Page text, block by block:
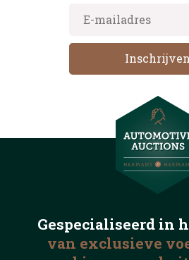
Gespecialiseerd in
van exclusieve